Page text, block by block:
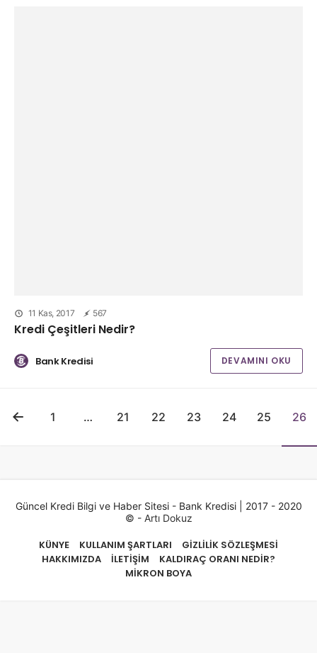
11 Kas, 2017 567
Kredi Çeşitleri Nedir?
Bank Kredisi DEVAMINI OKU
1 … 21 22 23 24 25 26
Güncel Kredi Bilgi ve Haber Sitesi - Bank Kredisi | 2017 - 2020
© - Artı Dokuz
KÜNYE KULLANIM ŞARTLARI
GIZLILIK SÖZLEŞMESI
HAKKIMIZDA
İLETIŞIM
KALDIRAÇ ORANI NEDIR?
MIKRON BOYA